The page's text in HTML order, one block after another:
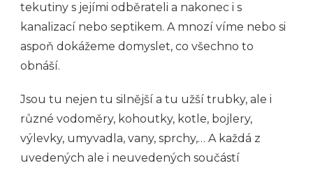
tekutiny s jejími odběrateli a nakonec i s
kanalizací nebo septikem. A mnozí víme nebo si
aspoň dokážeme domyslet, co všechno to
obnáší.
Jsou tu nejen tu silnější a tu užší trubky, ale i
různé vodoměry, kohoutky, kotle, bojlery,
výlevky, umyvadla, vany, sprchy,… A každá z
uvedených ale i neuvedených součástí